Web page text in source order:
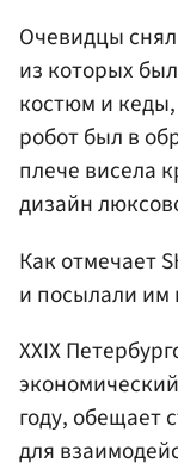
Очевидцы
из которых
костюм и
робот был в
плече висела
дизайн
Как отмечает
и посылали им
XXIX
году, обещает
для